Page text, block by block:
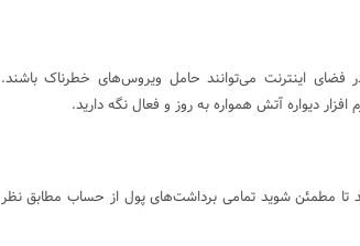
فضای اینترنت می‌توانند حامل ویروس‌های خطرناک باشند.
دیواره آتش همواره به روز و فعال نگه دارید.
مطمئن شوید تمامی برداشت‌های پول از حساب مطابق نظر